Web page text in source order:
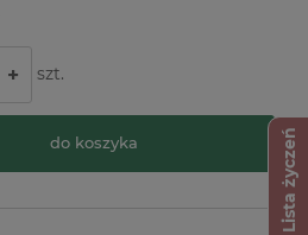
+ szt.
do koszyka Lista życzeń